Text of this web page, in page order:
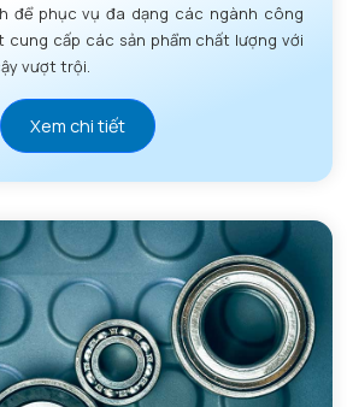
phục vụ đa dạng các ngành công
cung cấp các sản phẩm chất lượng với
vượt trội.
Xem chi tiết